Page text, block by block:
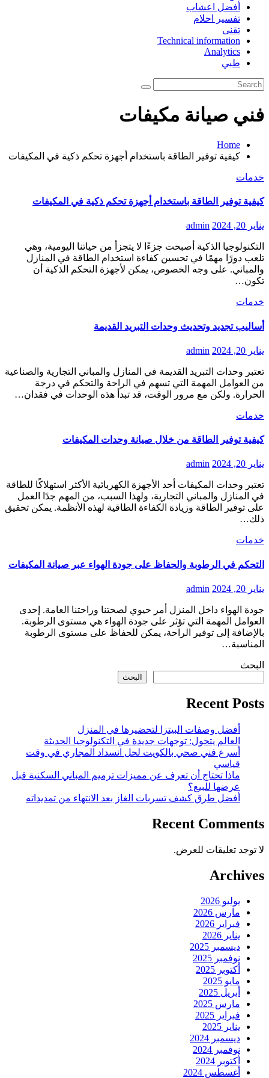
أفضل اعشاب
تفسير احلام
تقنى
Technical information
Analytics
طبي
فني صيانة مكيفات
Home
كيفية توفير الطاقة باستخدام أجهزة تحكم ذكية في المكيفات
خدمات
كيفية توفير الطاقة باستخدام أجهزة تحكم ذكية في المكيفات
يناير 20, 2024 admin
التكنولوجيا الذكية أصبحت جزءًا لا يتجزأ من حياتنا اليومية، وهي
تلعب دورًا مهمًا في تحسين كفاءة استخدام الطاقة في المنازل
والمباني. على وجه الخصوص، يمكن لأجهزة التحكم الذكية أن
تكون…
خدمات
أساليب تجديد وتحديث وحدات التبريد القديمة
يناير 20, 2024 admin
تعتبر وحدات التبريد القديمة في المنازل والمباني التجارية والصناعية
من العوامل المهمة التي تسهم في الراحة والتحكم في درجة
الحرارة. ولكن مع مرور الوقت، قد تبدأ هذه الوحدات في فقدان…
خدمات
كيفية توفير الطاقة من خلال صيانة وحدات المكيفات
يناير 20, 2024 admin
تعتبر وحدات المكيفات أحد الأجهزة الكهربائية الأكثر استهلاكًا للطاقة
في المنازل والمباني التجارية، ولهذا السبب، من المهم جدًا العمل
على توفير الطاقة وزيادة الكفاءة الطاقية لهذه الأنظمة. يمكن تحقيق
ذلك…
خدمات
التحكم في الرطوبة والحفاظ على جودة الهواء عبر صيانة المكيفات
يناير 20, 2024 admin
جودة الهواء داخل المنزل أمر حيوي لصحتنا وراحتنا العامة. إحدى
العوامل المهمة التي تؤثر على جودة الهواء هي مستوى الرطوبة.
بالإضافة إلى توفير الراحة، يمكن للحفاظ على مستوى الرطوبة
المناسبة…
البحث
البحث
Recent Posts
أفضل وصفات البيتزا لتحضيرها في المنزل
العالم يتحول: توجهات جديدة في التكنولوجيا الحديثة
أسرع فني صحي بالكويت لحل انسداد المجاري في وقت
قياسي
ماذا تحتاج أن تعرف عن مميزات ترميم المباني السكنية قبل
عرضها للبيع؟
أفضل طرق كشف تسربات الغاز بعد الانتهاء من تمديداته
Recent Comments
لا توجد تعليقات للعرض.
Archives
يوليو 2026
مارس 2026
فبراير 2026
يناير 2026
ديسمبر 2025
نوفمبر 2025
أكتوبر 2025
مايو 2025
أبريل 2025
مارس 2025
فبراير 2025
يناير 2025
ديسمبر 2024
نوفمبر 2024
أكتوبر 2024
أغسطس 2024